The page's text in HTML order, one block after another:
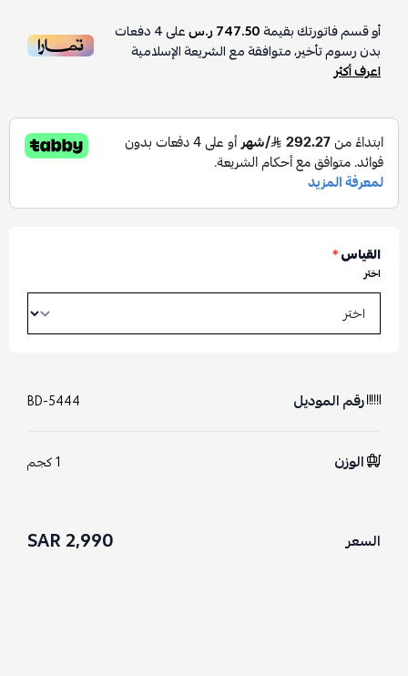
أو قسم فاتورتك بقيمة747.50 ر.س على4دفعات
بدون رسوم تأخير، متوافقة مع الشريعة الإسلامية
اعرف أكثر
القياس*
اختر
رقم الموديل BD-5444
الوزن 1 كجم
السعر 2,990 SAR